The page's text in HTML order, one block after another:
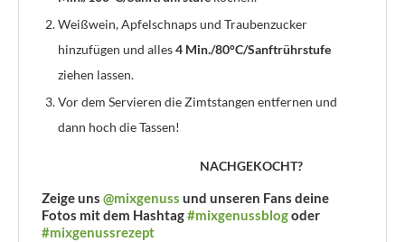
Weißwein, Apfelschnaps und Traubenzucker
hinzufügen und alles4 Min./80°C/Sanftrührstufe
ziehen lassen.
Vor dem Servieren die Zimtstangen entfernen und
dann hoch die Tassen!
NACHGEKOCHT?
Zeige uns @mixgenuss und unseren Fans deine
Fotos mit dem Hashtag#mixgenussblogoder
#mixgenussrezept